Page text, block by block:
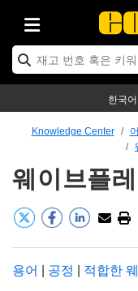
한국어
Optics
Breadboards
Objectives
and Electronics
Lenses
Cameras
& 조명
& Detection
Production
Tools
Products
Application
Brand
Products
Lenses
Products
Lenses
Knowledge Center
웨이브플
용어 공정 적합한